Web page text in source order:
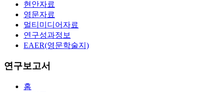
현안자료
영문자료
멀티미디어자료
연구성과정보
EAER(영문학술지)
연구보고서
홈